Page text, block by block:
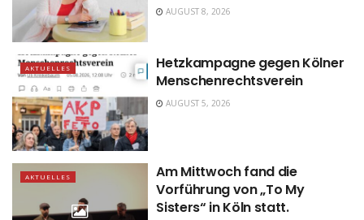
AUGUST 8, 2026
AKTUELLES
Hetzkampagne gegen Kölner
Menschenrechtsverein
AUGUST 5, 2026
AKTUELLES
Am Mittwoch fand die
Vorführung von „To My
Sisters“ in Köln statt.